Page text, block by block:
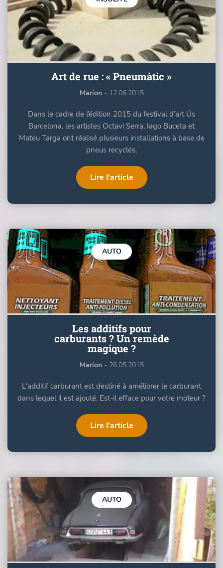
Art de rue : « Pneumàtic »
Marion - 12.06.2015
Dans le cadre de l’édition 2015 du festival d’art Ús
Barcelona, les artistes Octavi Serra, Iago Buceta et
Mateu Targa ont réalisé plusieurs installations à base de
pneus recyclés.
Lire l'article
AUTO
Les additifs pour
carburants ? Un remède
magique ?
Marion - 26.05.2015
L'additif carburant est destiné à améliorer le carburant
dans lequel il est ajouté. Est-il efface pour votre moteur ?
Lire l'article
AUTO